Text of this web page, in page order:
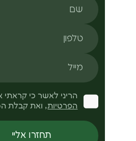
טלפון
מייל
הריני לאשר כי קראתי
הפרטיות, ואת קבלת
תחזרו אליי